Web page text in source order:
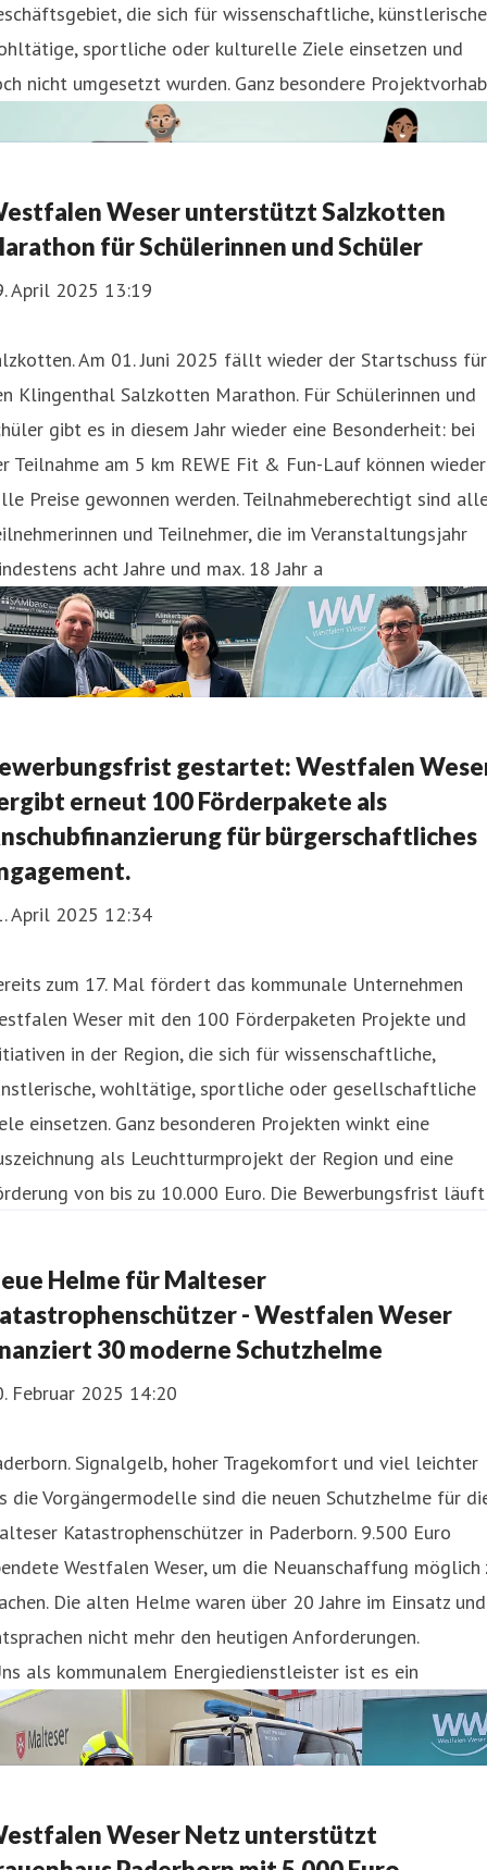
die sich für wissenschaftliche,
sportliche oder kulturelle Ziele einsetzen und
nicht umgesetzt wurden. Ganz besondere
Weser unterstützt Salzkotten
für Schülerinnen und Schüler
April 2025 13:19
Am 01. Juni 2025 fällt wieder der Startschuss für
Klingenthal Salzkotten Marathon. Für Schülerinnen und
gibt es in diesem Jahr wieder eine Besonderheit: bei
Teilnahme am 5 km REWE Fit & Fun-Lauf können wieder
Preise gewonnen werden. Teilnahmeberechtigt sind
und Teilnehmer, die im Veranstaltungsjahr
acht Jahre und max. 18 Jahr a
gestartet: Westfalen
erneut 100 Förderpakete als
für bürgerschaftliches
April 2025 12:34
zum 17. Mal fördert das kommunale Unternehmen
Weser mit den 100 Förderpaketen Projekte und
in der Region, die sich für wissenschaftliche,
wohltätige, sportliche oder gesellschaftliche
einsetzen. Ganz besonderen Projekten winkt eine
als Leuchtturmprojekt der Region und eine
von bis zu 10.000 Euro. Die Bewerbungsfrist
Helme für Malteser
- Westfalen Weser
30 moderne Schutzhelme
Februar 2025 14:20
Signalgelb, hoher Tragekomfort und viel leichter
die Vorgängermodelle sind die neuen Schutzhelme für
Katastrophenschützer in Paderborn. 9.500 Euro
Westfalen Weser, um die Neuanschaffung möglich
Die alten Helme waren über 20 Jahre im Einsatz und
nicht mehr den heutigen Anforderungen.
als kommunalem Energiedienstleister ist es ein
Weser Netz unterstützt